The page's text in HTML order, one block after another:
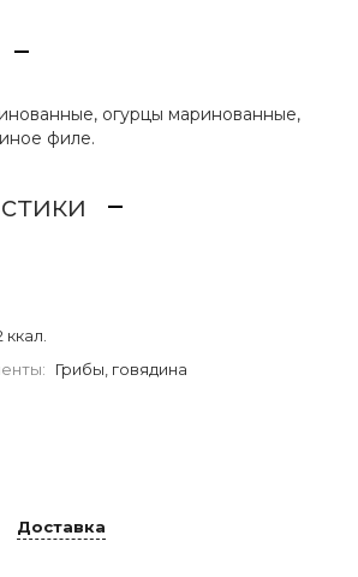
огурцы маринованные,
филе.
ккал.
Грибы, говядина
Доставка